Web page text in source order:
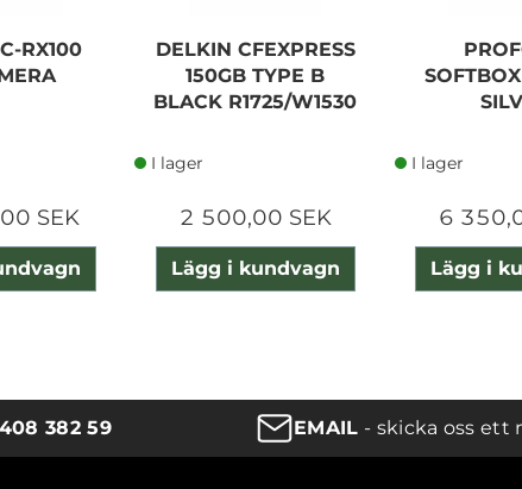
RX100
SEK
DELKIN CFEXPRESS
150GB TYPE B
BLACK R1725/W1530
I lager
2 500,00 SEK
Lägg i kundvagn
I lager
6
Lägg i
382 59 EMAIL - skicka oss ett